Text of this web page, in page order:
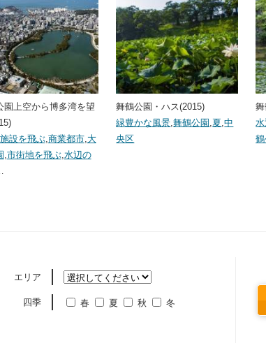
園上空から博多湾を望
設を飛ぶ, 商業都市, 大
市街地を飛ぶ, 水辺の
舞鶴公園・ハス(2015)
緑豊かな風景 ,舞鶴公園 夏 ,中
央区
鶴
エリア
四季 春 夏 秋 冬